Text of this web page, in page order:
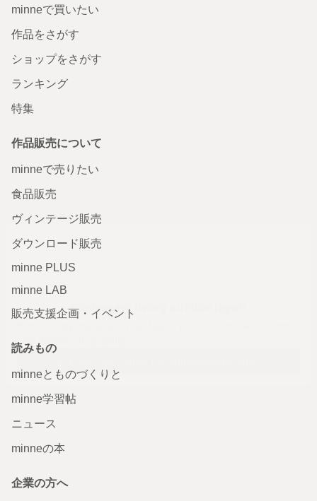
minneで買いたい
作品をさがす
ショップをさがす
ランキング
特集
作品販売について
minneで売りたい
食品販売
ヴィンテージ販売
ダウンロード販売
minne PLUS
minne LAB
販売支援企画・イベント
読みもの
minneとものづくりと
minne学習帖
ニュース
minneの本
企業の方へ